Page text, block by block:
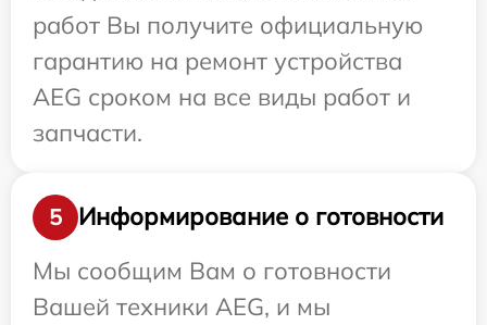
работ Вы получите официальную
гарантию на ремонт устройства
AEG сроком на все виды работ и
запчасти.
5
Информирование о готовности
Мы сообщим Вам о готовности
Вашей техники AEG, и мы